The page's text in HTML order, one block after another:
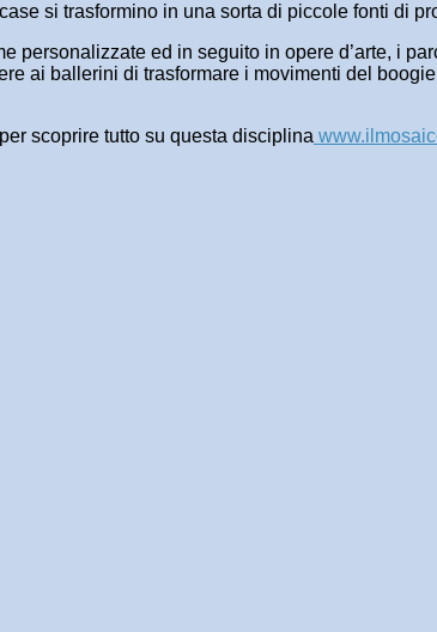
si trasformino in una sorta di piccole fonti di
personalizzate ed in seguito in opere d’arte, i
ai ballerini di trasformare i movimenti del
scoprire tutto su questa disciplina